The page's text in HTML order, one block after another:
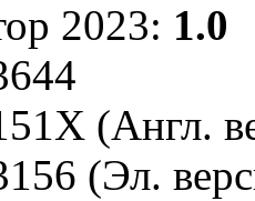
2023: 1.0
(Англ.
(Эл.